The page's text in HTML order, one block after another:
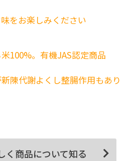
をお楽しみください
100%。有機JAS認定商品
陳代謝よくし整腸作用もあり
く商品について知る